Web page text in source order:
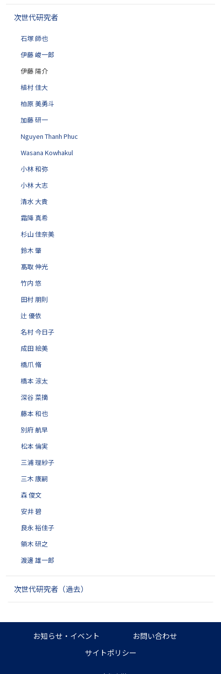
ゲ
次世代研究者
石塚 師也
伊藤 峻一郎
伊藤 陽介
植村 佳大
柏原 美勇斗
加藤 研一
Nguyen Thanh Phuc
Wasana Kowhakul
小林 和弥
小林 大志
清水 大貴
霜降 真希
杉山 佳奈美
鈴木 肇
髙取 伸光
竹内 悠
田村 朋則
辻 優依
名村 今日子
成田 絵美
橋爪 脩
橋本 涼太
深谷 菜摘
藤本 和也
別府 航早
松本 倫実
三浦 理紗子
三木 康嗣
森 俊文
安井 碧
良永 裕佳子
領木 研之
渡邊 雄一郎
次世代研究者（過去）
お知らせ・イベント
お問い合わせ
サイトポリシー